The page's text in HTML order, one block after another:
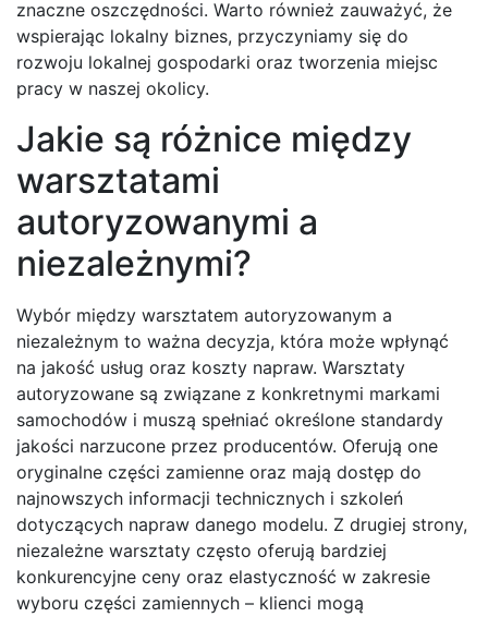
znaczne oszczędności. Warto również zauważyć, że
wspierając lokalny biznes, przyczyniamy się do
rozwoju lokalnej gospodarki oraz tworzenia miejsc
pracy w naszej okolicy.
Jakie są różnice między
warsztatami
autoryzowanymi a
niezależnymi?
Wybór między warsztatem autoryzowanym a
niezależnym to ważna decyzja, która może wpłynąć
na jakość usług oraz koszty napraw. Warsztaty
autoryzowane są związane z konkretnymi markami
samochodów i muszą spełniać określone standardy
jakości narzucone przez producentów. Oferują one
oryginalne części zamienne oraz mają dostęp do
najnowszych informacji technicznych i szkoleń
dotyczących napraw danego modelu. Z drugiej strony,
niezależne warsztaty często oferują bardziej
konkurencyjne ceny oraz elastyczność w zakresie
wyboru części zamiennych – klienci mogą